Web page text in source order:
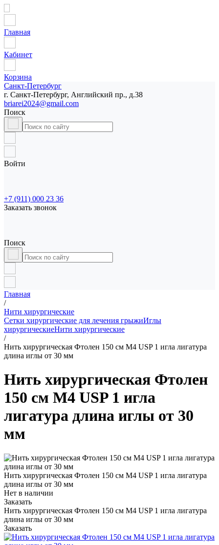
Главная
Кабинет
Корзина
Санкт-Петербург
г. Санкт-Петербург, Английский пр., д.38
briarei2024@gmail.com
Поиск
Войти
+7 (911) 000 23 36
Заказать звонок
Поиск
Главная
/
Нити хирургические
Сетки хирургические для лечения грыжиИглы
хирургическиеНити хирургические
/
Нить хирургическая Фтолен 150 см М4 USP 1 игла лигатура
длина иглы от 30 мм
Нить хирургическая Фтолен
150 см М4 USP 1 игла
лигатура длина иглы от 30
мм
Нить хирургическая Фтолен 150 см М4 USP 1 игла лигатура
длина иглы от 30 мм
Нет в наличии
Заказать
Нить хирургическая Фтолен 150 см М4 USP 1 игла лигатура
длина иглы от 30 мм
Заказать